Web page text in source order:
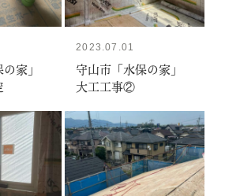
家」
2023.07.01
守山市「水保の家」
大工工事②